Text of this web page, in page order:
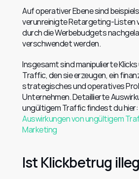
Auf operativer Ebene sind
verunreinigte Retargeting-Listen
durch die Werbebudgets
verschwendet werden.
Insgesamt sind manipulierte
Traffic, den sie erzeugen, ein
strategisches und operatives
Unternehmen. Detaillierte
ungültigem Traffic findest du hier:
Auswirkungen von ungültigem
Marketing
Ist Klickbetrug